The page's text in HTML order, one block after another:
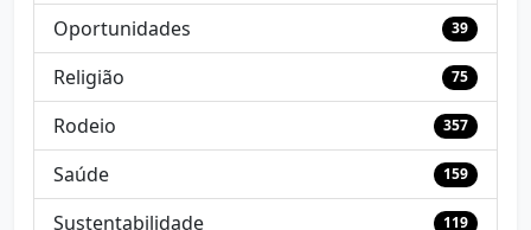
Oportunidades 39
Religião 75
Rodeio 357
Saúde 159
Sustentabilidade 119